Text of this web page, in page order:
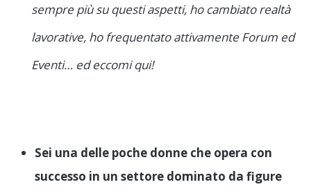
sempre più su questi aspetti, ho cambiato realtà
lavorative, ho frequentato attivamente Forum ed
Eventi… ed eccomi qui!
Sei una delle poche donne che opera con
successo in un settore dominato da figure